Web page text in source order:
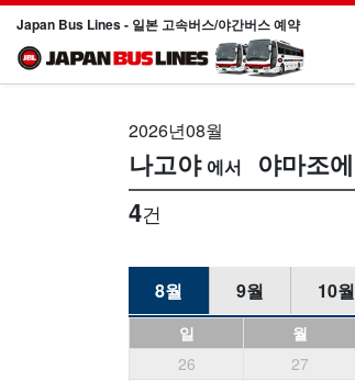
Japan Bus Lines - 일본 고속버스/야간버스 예약
2026년08월
나고야 야마조에
4건
8월 9월 10월
일 월
26
27